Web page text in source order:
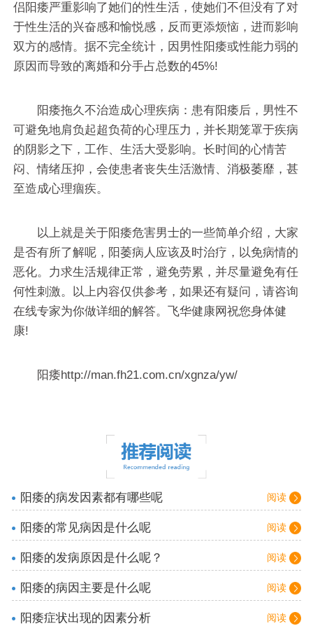
侣阳痿严重影响了她们的性生活，使她们不但没有了对
于性生活的兴奋感和愉悦感，反而更添烦恼，进而影响
双方的感情。据不完全统计，因男性阳痿或性能力弱的
原因而导致的离婚和分手占总数的45%!
阳痿拖久不治造成心理疾病：患有阳痿后，男性不
可避免地肩负起超负荷的心理压力，并长期笼罩于疾病
的阴影之下，工作、生活大受影响。长时间的心情苦
闷、情绪压抑，会使患者丧失生活激情、消极萎靡，甚
至造成心理痼疾。
以上就是关于阳痿危害男士的一些简单介绍，大家
是否有所了解呢，阳萎病人应该及时治疗，以免病情的
恶化。力求生活规律正常，避免劳累，并尽量避免有任
何性刺激。以上内容仅供参考，如果还有疑问，请咨询
在线专家为你做详细的解答。飞华健康网祝您身体健
康!
阳痿http://man.fh21.com.cn/xgnza/yw/
阅读
阳痿的病发因素都有哪些呢
阅读
阳痿的常见病因是什么呢
阅读
阳痿的发病原因是什么呢？
阅读
阳痿的病因主要是什么呢
阅读
阳痿症状出现的因素分析